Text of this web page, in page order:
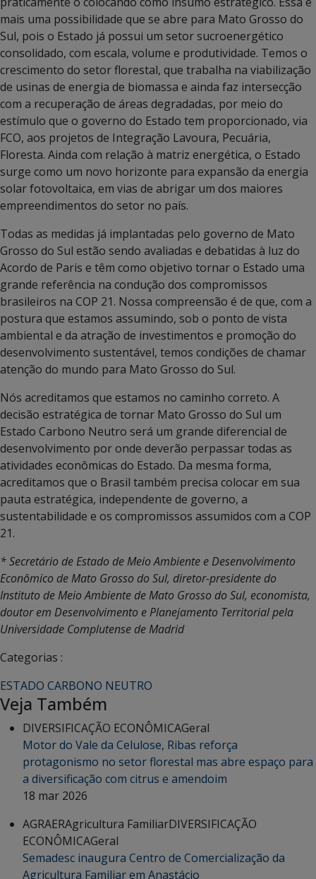
mais uma possibilidade que se abre para Mato Grosso do
Sul, pois o Estado já possui um setor sucroenergético
consolidado, com escala, volume e produtividade. Temos o
crescimento do setor florestal, que trabalha na viabilização
de usinas de energia de biomassa e ainda faz intersecção
com a recuperação de áreas degradadas, por meio do
estímulo que o governo do Estado tem proporcionado, via
FCO, aos projetos de Integração Lavoura, Pecuária,
Floresta. Ainda com relação à matriz energética, o Estado
surge como um novo horizonte para expansão da energia
solar fotovoltaica, em vias de abrigar um dos maiores
empreendimentos do setor no país.
Todas as medidas já implantadas pelo governo de Mato
Grosso do Sul estão sendo avaliadas e debatidas à luz do
Acordo de Paris e têm como objetivo tornar o Estado uma
grande referência na condução dos compromissos
brasileiros na COP 21. Nossa compreensão é de que, com a
postura que estamos assumindo, sob o ponto de vista
ambiental e da atração de investimentos e promoção do
desenvolvimento sustentável, temos condições de chamar
atenção do mundo para Mato Grosso do Sul.
Nós acreditamos que estamos no caminho correto. A
decisão estratégica de tornar Mato Grosso do Sul um
Estado Carbono Neutro será um grande diferencial de
desenvolvimento por onde deverão perpassar todas as
atividades econômicas do Estado. Da mesma forma,
acreditamos que o Brasil também precisa colocar em sua
pauta estratégica, independente de governo, a
sustentabilidade e os compromissos assumidos com a COP
21.
* Secretário de Estado de Meio Ambiente e Desenvolvimento
Econômico de Mato Grosso do Sul, diretor-presidente do
Instituto de Meio Ambiente de Mato Grosso do Sul, economista,
doutor em Desenvolvimento e Planejamento Territorial pela
Universidade Complutense de Madrid
Categorias :
ESTADO CARBONO NEUTRO
Veja Também
DIVERSIFICAÇÃO ECONÔMICAGeral
Motor do Vale da Celulose, Ribas reforça
protagonismo no setor florestal mas abre espaço para
a diversificação com citrus e amendoim
18 mar 2026
AGRAERAgricultura FamiliarDIVERSIFICAÇÃO
ECONÔMICAGeral
Semadesc inaugura Centro de Comercialização da
Agricultura Familiar em Anastácio